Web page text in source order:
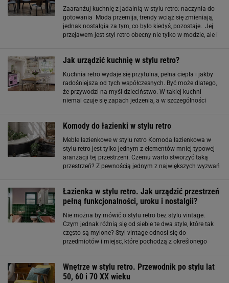
Zaaranżuj kuchnię z jadalnią w stylu retro: naczynia do
gotowania Moda przemija, trendy wciąż się zmieniają,
jednak nostalgia za tym, co było kiedyś, pozostaje. Jej
przejawem jest styl retro obecny nie tylko w modzie, ale i
Jak urządzić kuchnię w stylu retro?
Kuchnia retro wydaje się przytulna, pełna ciepła i jakby
radośniejsza od tych współczesnych. Być może dlatego,
że przywodzi na myśl dzieciństwo. W takiej kuchni
niemal czuje się zapach jedzenia, a w szczególności
Komody do łazienki w stylu retro
Meble łazienkowe w stylu retro Komoda łazienkowa w
stylu retro jest tylko jednym z elementów mniej typowej
aranżacji tej przestrzeni. Czemu warto stworzyć taką
przestrzeń? Z pewnością jednym z największych wyzwań
Łazienka w stylu retro. Jak urządzić przestrzeń
pełną funkcjonalności, uroku i nostalgii?
Nie można by mówić o stylu retro bez stylu vintage.
Czym jednak różnią się od siebie te dwa style, które tak
często są mylone? Styl vintage odnosi się do
przedmiotów i miejsc, które pochodzą z określonego
Wnętrze w stylu retro. Przewodnik po stylu lat
50, 60 i 70 XX wieku